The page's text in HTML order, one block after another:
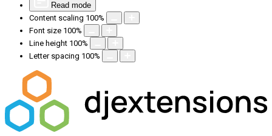
Read mode
Content scaling 100%
Font size 100%
Line height 100%
Letter spacing 100%